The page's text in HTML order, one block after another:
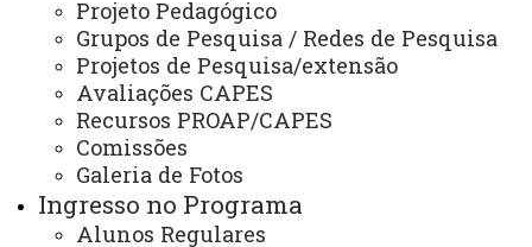
Arquivo Virtual
Campus
Projeto Pedagógico
Grupos de Pesquisa / Redes de Pesquisa
Projetos de Pesquisa/extensão
Avaliações CAPES
Recursos PROAP/CAPES
Comissões
Galeria de Fotos
Ingresso no Programa
Alunos Regulares
Mestrado e Doutorado em Bioenergia